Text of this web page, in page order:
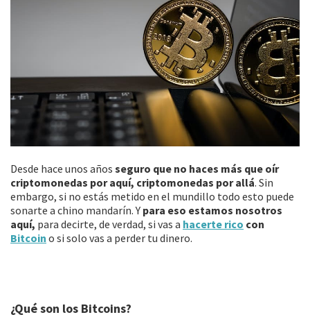
Desde hace unos años seguro que no haces más que oír
criptomonedas por aquí, criptomonedas por allá. Sin
embargo, si no estás metido en el mundillo todo esto puede
sonarte a chino mandarín. Y para eso estamos nosotros
aquí, para decirte, de verdad, si vas a hacerte rico con
Bitcoin o si solo vas a perder tu dinero.
¿Qué son los Bitcoins?